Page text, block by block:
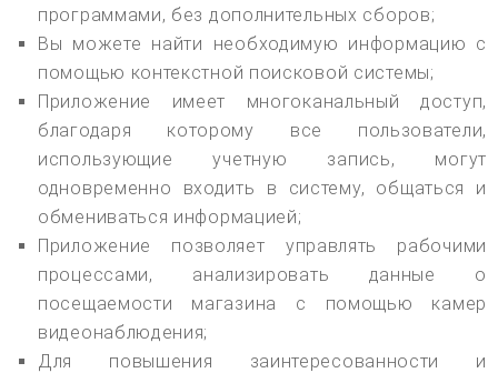
программами, без дополнительных сборов;
Вы можете найти необходимую информацию с
помощью контекстной поисковой системы;
Приложение имеет многоканальный доступ,
благодаря которому все пользователи,
использующие учетную запись, могут
одновременно входить в систему, общаться и
обмениваться информацией;
Приложение позволяет управлять рабочими
процессами, анализировать данные о
посещаемости магазина с помощью камер
видеонаблюдения;
Для повышения заинтересованности и